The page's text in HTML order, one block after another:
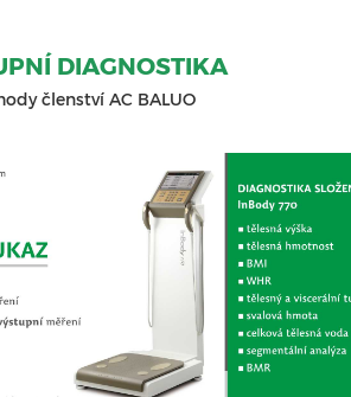
DIAGNOSTIKA
členství AC BALUO